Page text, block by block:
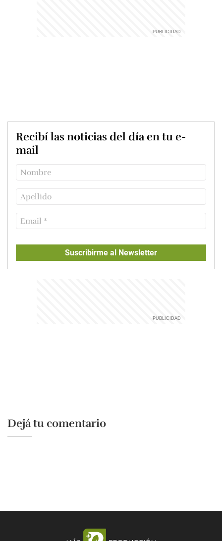
Recibí las noticias del día en tu e-
mail
Suscribirme al Newsletter
Dejá tu comentario